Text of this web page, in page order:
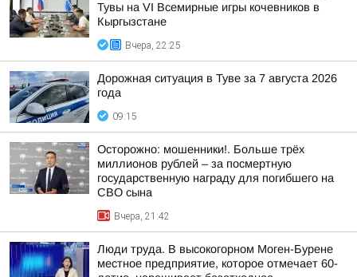
Тувы на VI Всемирные игры кочевников в
Кыргызстане
Вчера, 22:25
Дорожная ситуация в Туве за 7 августа 2026
года
09:15
Осторожно: мошенники!. Больше трёх
миллионов рублей – за посмертную
государственную награду для погибшего на
СВО сына
Вчера, 21:42
Люди труда. В высокогорном Моген-Бурене
местное предприятие, которое отмечает 60-